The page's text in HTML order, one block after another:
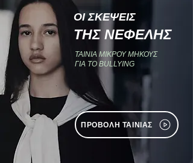
ΟΙ ΣΚΕΨΕΙΣ
ΤΗΣ ΝΕΦΕΛΗΣ
ΤΑΙΝΙΑ ΜΙΚΡΟΥ ΜΗΚΟΥΣ
ΓΙΑ ΤΟ BULLYING
ΠΡΟΒΟΛΗ ΤΑΙΝΙΑΣ